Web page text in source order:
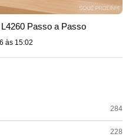
Passo a Passo
às 15:02
284
228